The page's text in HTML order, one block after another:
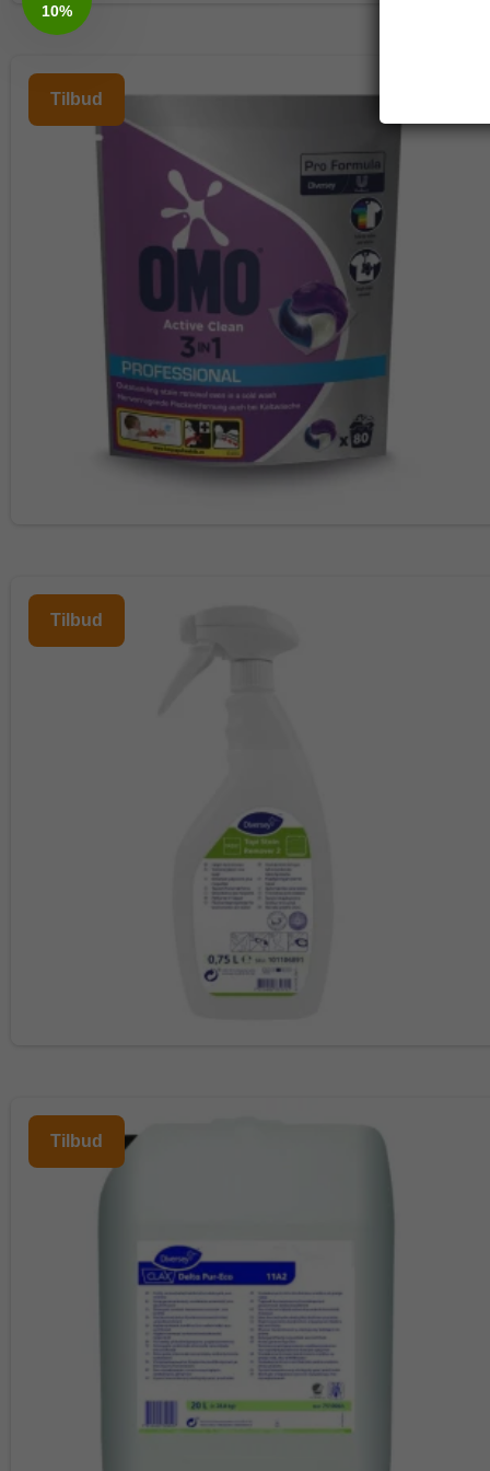
Tilbud
Tilbud
Tilbud
10%